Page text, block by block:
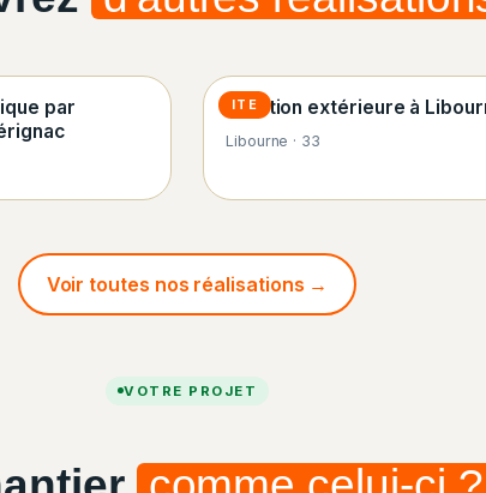
par
ITE
Isolation extérieure à
Libourne · 33
Voir toutes nos réalisations →
VOTRE PROJET